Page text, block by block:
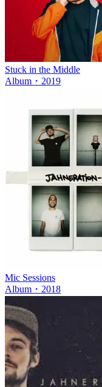
Stuck in the Middle
Album ・ 2019
Mic Sessions
Album ・ 2018